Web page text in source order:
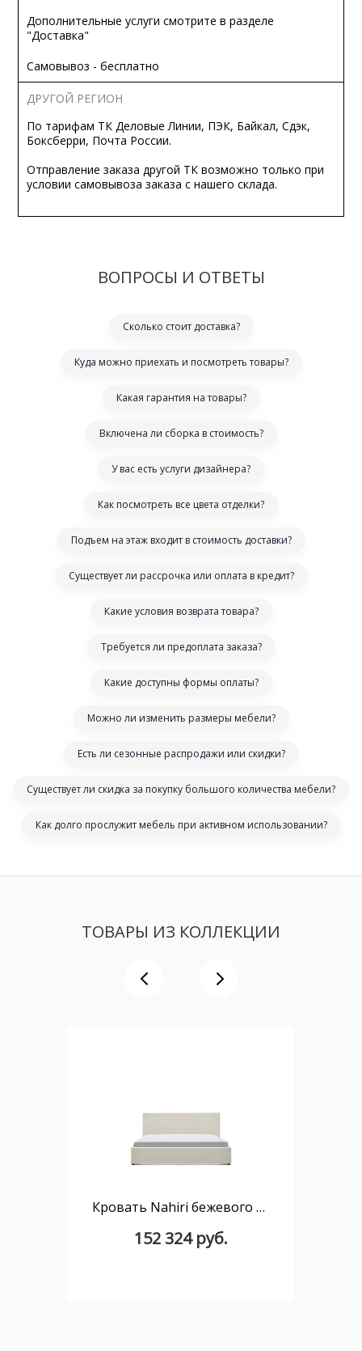
Дополнительные услуги смотрите в разделе
"Доставка"
Самовывоз - бесплатно
ДРУГОЙ РЕГИОН
По тарифам ТК Деловые Линии, ПЭК, Байкал, Сдэк,
Боксберри, Почта России.
Отправление заказа другой ТК возможно только при
условии самовывоза заказа с нашего склада.
ВОПРОСЫ И ОТВЕТЫ
Сколько стоит доставка?
Куда можно приехать и посмотреть товары?
Какая гарантия на товары?
Включена ли сборка в стоимость?
У вас есть услуги дизайнера?
Как посмотреть все цвета отделки?
Подъем на этаж входит в стоимость доставки?
Существует ли рассрочка или оплата в кредит?
Какие условия возврата товара?
Требуется ли предоплата заказа?
Какие доступны формы оплаты?
Можно ли изменить размеры мебели?
Есть ли сезонные распродажи или скидки?
Существует ли скидка за покупку большого количества мебели?
Как долго прослужит мебель при активном использовании?
ТОВАРЫ ИЗ КОЛЛЕКЦИИ
Кровать Nahiri бежевого цвета из шенилла с ящиком для хранения 150 x 200 см
152 324 руб.